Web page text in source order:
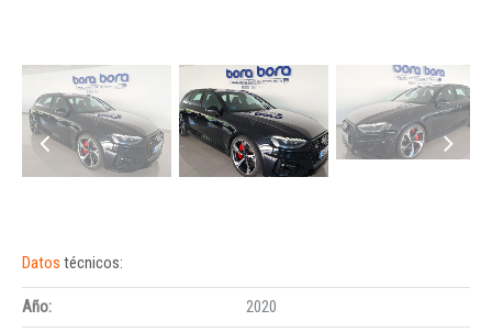
Datos técnicos:
Año:
2020